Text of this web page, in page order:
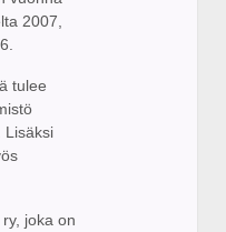
2007,
tulee
Lisäksi
joka on